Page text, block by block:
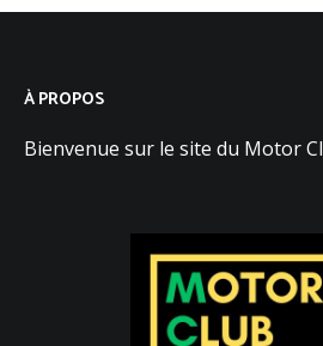
À PROPOS
Bienvenue sur le site du Motor